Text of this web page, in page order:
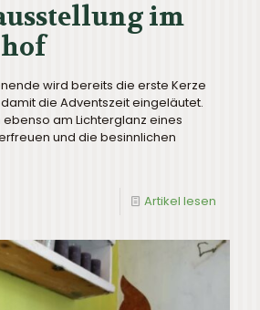
im
wird bereits die erste Kerze
die Adventszeit eingeläutet.
am Lichterglanz eines
und die besinnlichen
Artikel lesen